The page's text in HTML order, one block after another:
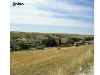
jjnino